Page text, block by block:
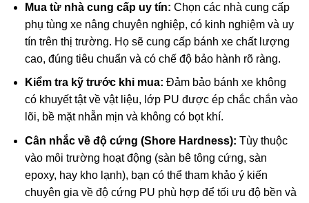
Mua từ nhà cung cấp uy tín: Chọn các nhà cung cấp
phụ tùng xe nâng chuyên nghiệp, có kinh nghiệm và uy
tín trên thị trường. Họ sẽ cung cấp bánh xe chất lượng
cao, đúng tiêu chuẩn và có chế độ bảo hành rõ ràng.
Kiểm tra kỹ trước khi mua: Đảm bảo bánh xe không
có khuyết tật về vật liệu, lớp PU được ép chắc chắn vào
lõi, bề mặt nhẵn mịn và không có bọt khí.
Cân nhắc về độ cứng (Shore Hardness): Tùy thuộc
vào môi trường hoạt động (sàn bê tông cứng, sàn
epoxy, hay kho lạnh), bạn có thể tham khảo ý kiến
chuyên gia về độ cứng PU phù hợp để tối ưu độ bền và